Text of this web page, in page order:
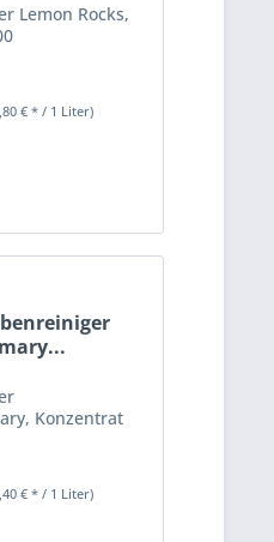
Lemon Rocks,
€ * / 1 Liter)
Konzentrat
€ * / 1 Liter)